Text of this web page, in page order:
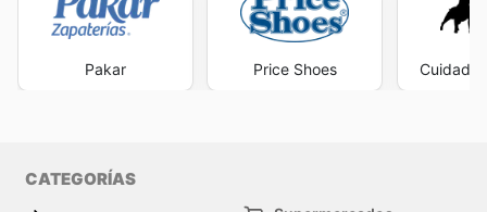
Pakar Price Shoes Cuidado
CATEGORÍAS